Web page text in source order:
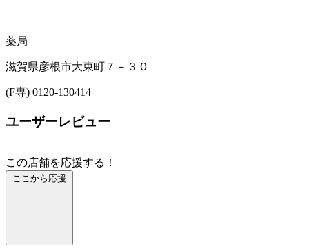
薬局
滋賀県彦根市大東町７－３０
(F専) 0120-130414
ユーザーレビュー
この店舗を応援する！
ここから応援